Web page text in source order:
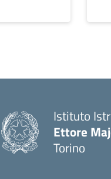
Istituto
Ettore
Torino